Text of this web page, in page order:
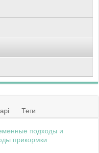
Теги
подходы и
прикормки